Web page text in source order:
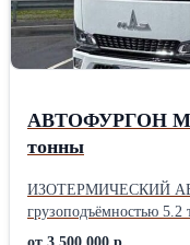
АВТОФУРГОН
тонны
ИЗОТЕРМИЧЕСКИЙ
грузоподъёмностью
модели C6J45TB.